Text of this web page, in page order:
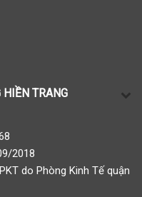
TRANG
2018
do Phòng Kinh Tế quận